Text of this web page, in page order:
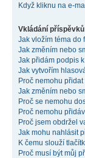
Když kliknu na e-
Vkládání příspěvků
Jak vložím téma do
Jak změním nebo
Jak přidám podpis
Jak vytvořím
Proč nemohu
Jak změním nebo
Proč se nemohu
Proč nemohu
Proč jsem obdržel
Jak mohu nahlásit
K čemu slouží
Proč musí být můj